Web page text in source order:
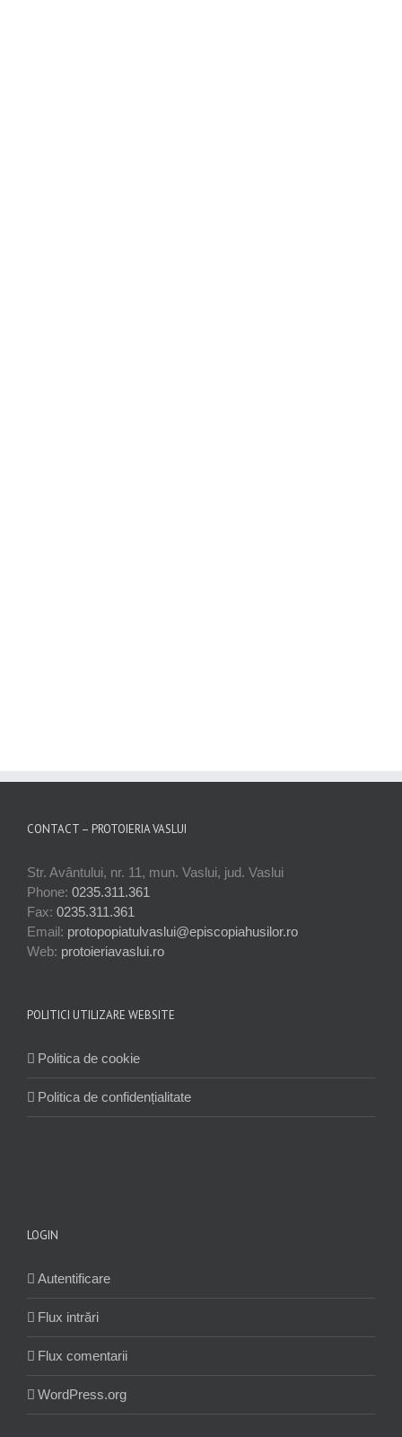
CONTACT – PROTOIERIA VASLUI
Str. Avântului, nr. 11, mun. Vaslui, jud. Vaslui
Phone: 0235.311.361
Fax: 0235.311.361
Email: protopopiatulvaslui@episcopiahusilor.ro
Web: protoieriavaslui.ro
POLITICI UTILIZARE WEBSITE
Politica de cookie
Politica de confidențialitate
LOGIN
Autentificare
Flux intrări
Flux comentarii
WordPress.org